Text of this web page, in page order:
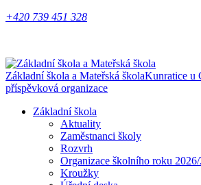
+420 739 451 328
Základní škola a Mateřská školaKunratice u
příspěvková organizace
Základní škola
Aktuality
Zaměstnanci školy
Rozvrh
Organizace školního roku
Kroužky